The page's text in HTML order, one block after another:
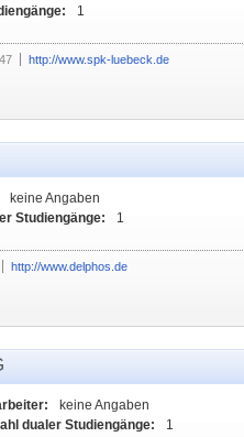
1
http://www.spk-luebeck.de
keine Angaben
Studiengänge:
1
http://www.delphos.de
keine Angaben
dualer Studiengänge:
1